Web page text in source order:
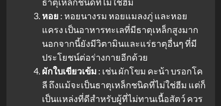
หอย : หอยนางรม หอยแมลงภู่ และหอย
แครง เป็นอาหารทะเลที่มีธาตุเหล็กสูงมาก
นอกจากนี้ยังมีวิตามินและแร่ธาตุอื่นๆ ที่มี
ประโยชน์ต่อร่างกายอีกด้วย
ผักใบเขียวเข้ม : เช่น ผักโขม คะน้า บรอกโค
ลี ถึงแม้จะเป็นธาตุเหล็กชนิดที่ไม่ใช่ฮีม แต่ก็
เป็นแหล่งที่ดีสำหรับผู้ที่ไม่ทานเนื้อสัตว์ ควร